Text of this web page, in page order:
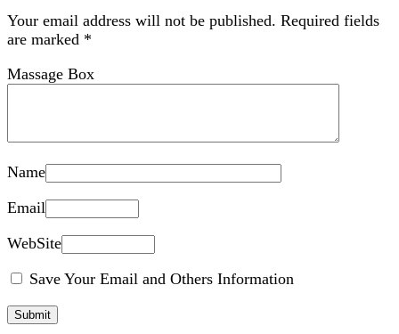
Your email address will not be published. Required fields
are marked *
Massage Box
Name
Email
WebSite
Save Your Email and Others Information